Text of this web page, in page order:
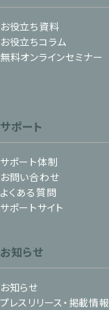
お役立ち資料
お役立ちコラム
無料オンラインセミナー
サポート
サポート体制
お問い合わせ
よくある質問
サポートサイト
お知らせ
お知らせ
プレスリリース・掲載情報